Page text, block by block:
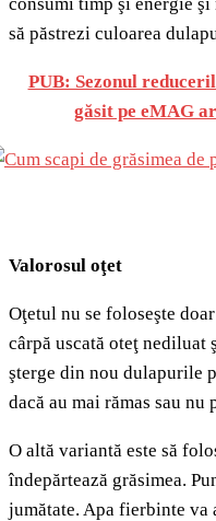
să păstrezi culoarea
PUB: Sezonul
găsit pe eMAG
Valorosul oţet
Oţetul nu se foloseşte
cârpă uscată oteţ nediluat
şterge din nou dulapurile
dacă au mai rămas sau nu
O altă variantă este să
îndepărtează grăsimea.
jumătate. Apa fierbinte va